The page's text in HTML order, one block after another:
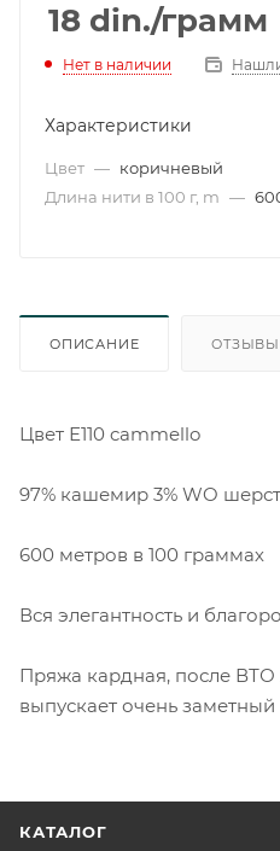
18 din./грамм
Нет в наличии
Характеристики
Цвет — коричневый
Длина нити в 100 г, m —
ОПИСАНИЕ ОТЗЫВЫ
Цвет Е110 cammello
97% кашемир 3% WO
600 метров в 100 граммах
Вся элегантность и
Пряжа кардная, после ВТО
выпускает очень
КАТАЛОГ